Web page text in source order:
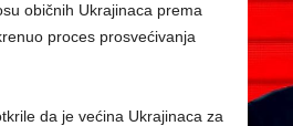
običnih Ukrajinaca prema
proces prosvećivanja
da je većina Ukrajinaca za